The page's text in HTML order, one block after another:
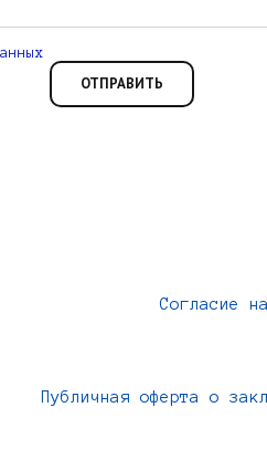
Согласие
Публичная оферта о